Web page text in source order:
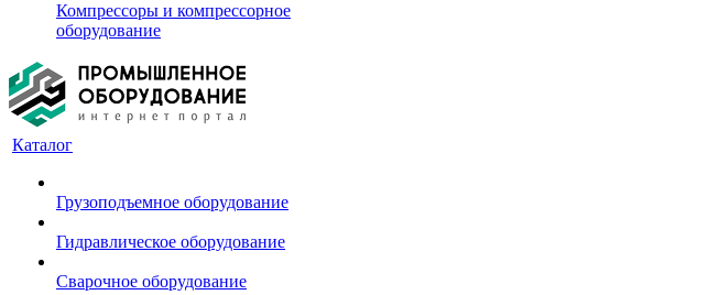
Компрессоры и компрессорное
оборудование
Каталог
Грузоподъемное оборудование
Гидравлическое оборудование
Сварочное оборудование